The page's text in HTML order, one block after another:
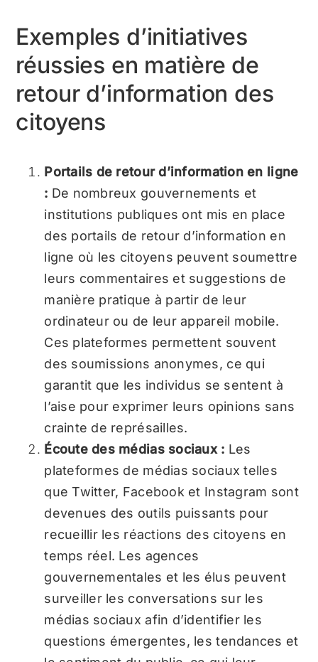
Exemples d’initiatives
réussies en matière de
retour d’information des
citoyens
Portails de retour d’information en ligne
: De nombreux gouvernements et
institutions publiques ont mis en place
des portails de retour d’information en
ligne où les citoyens peuvent soumettre
leurs commentaires et suggestions de
manière pratique à partir de leur
ordinateur ou de leur appareil mobile.
Ces plateformes permettent souvent
des soumissions anonymes, ce qui
garantit que les individus se sentent à
l’aise pour exprimer leurs opinions sans
crainte de représailles.
Écoute des médias sociaux : Les
plateformes de médias sociaux telles
que Twitter, Facebook et Instagram sont
devenues des outils puissants pour
recueillir les réactions des citoyens en
temps réel. Les agences
gouvernementales et les élus peuvent
surveiller les conversations sur les
médias sociaux afin d’identifier les
questions émergentes, les tendances et